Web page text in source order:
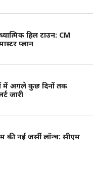
हिल टाउन: CM
प्लान
में अगले कुछ दिनों तक
जारी
की नई जर्सी लॉन्च: सीएम